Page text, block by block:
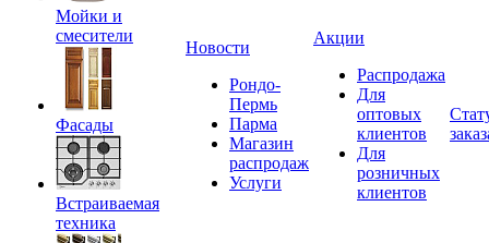
Мойки и
смесители
Фасады
Встраиваемая
техника
Новости
Рондо-
Пермь
Парма
Магазин
распродаж
Услуги
Акции
Распродажа
Для
оптовых
клиентов
Для
розничных
клиентов